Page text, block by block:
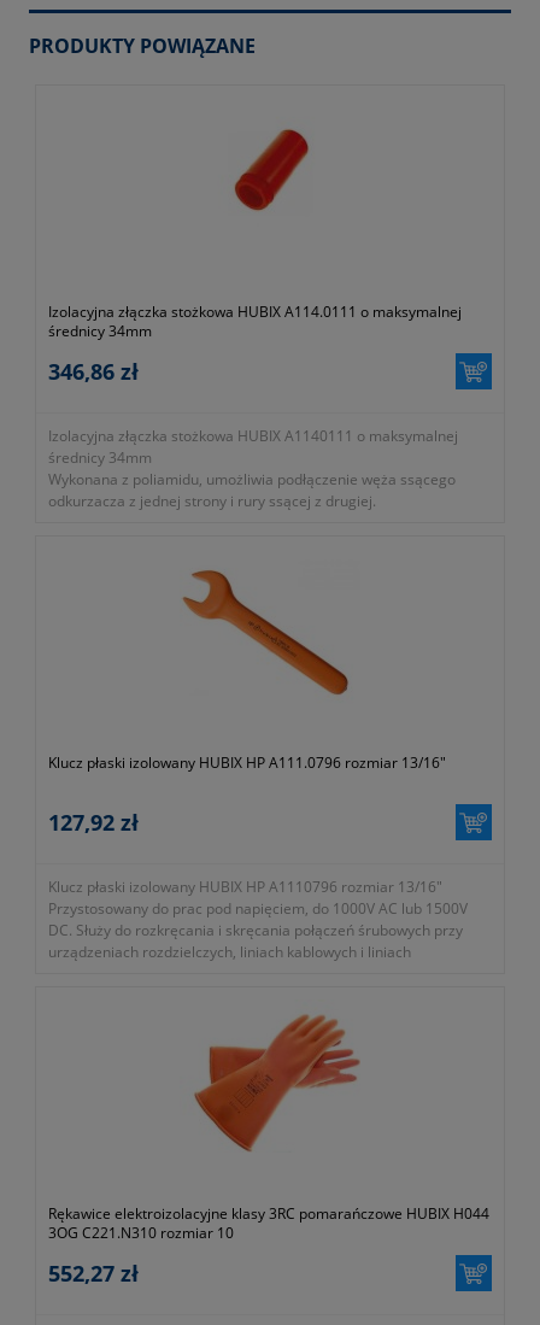
PRODUKTY POWIĄZANE
Izolacyjna złączka stożkowa HUBIX A114.0111 o maksymalnej
średnicy 34mm
346,86 zł
Izolacyjna złączka stożkowa HUBIX A1140111 o maksymalnej
średnicy 34mm
Wykonana z poliamidu, umożliwia podłączenie węża ssącego
odkurzacza z jednej strony i rury ssącej z drugiej.
- symbol producenta: A114.0111
- średnica zewnętrzna: 34mm
Klucz płaski izolowany HUBIX HP A111.0796 rozmiar 13/16"
127,92 zł
Klucz płaski izolowany HUBIX HP A1110796 rozmiar 13/16"
Przystosowany do prac pod napięciem, do 1000V AC lub 1500V
DC. Służy do rozkręcania i skręcania połączeń śrubowych przy
urządzeniach rozdzielczych, liniach kablowych i liniach
- przystosowany do prac pod napięciem do: 1kV AC / 1,5kV DC
- symbol producenta: A111.0796
- wykonany ze stali CrV, z dwuwarstwową izolacją wykonaną z
plastisolu, rozmiar 13/16”
Rękawice elektroizolacyjne klasy 3RC pomarańczowe HUBIX H044
3OG C221.N310 rozmiar 10
552,27 zł